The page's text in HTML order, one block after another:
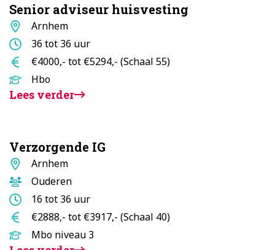
Senior adviseur huisvesting
Standplaats
Arnhem
Aantal
uur
36 tot 36 uur
Salaris€4000,- tot €5294,- (Schaal 55)
Opleidingsniveau
Hbo
Lees verder
Verzorgende IG
Standplaats
Arnhem
Doelgroep
Ouderen
Aantal
uur
16 tot 36 uur
Salaris€2888,- tot €3917,- (Schaal 40)
Opleidingsniveau
Mbo niveau 3